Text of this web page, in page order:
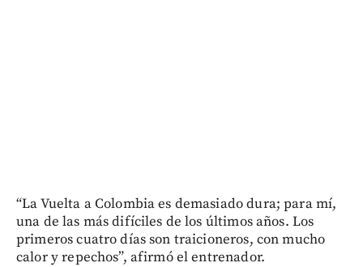
“La Vuelta a Colombia es demasiado dura; para mí,
una de las más difíciles de los últimos años. Los
primeros cuatro días son traicioneros, con mucho
calor y repechos”, afirmó el entrenador.